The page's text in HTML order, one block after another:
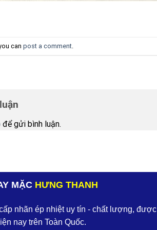
can post a comment
để gửi bình luận.
MẶC HƯNG THANH
nhãn ép nhiệt uy tín - chất lượng, được
nay trên Toàn Quốc.